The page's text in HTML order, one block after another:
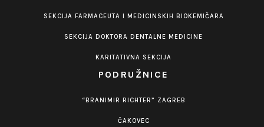
SEKCIJA FARMACEUTA I MEDICINSKIH BIOKEMIČARA
SEKCIJA DOKTORA DENTALNE MEDICINE
KARITATIVNA SEKCIJA
PODRUŽNICE
“BRANIMIR RICHTER” ZAGREB
ČAKOVEC